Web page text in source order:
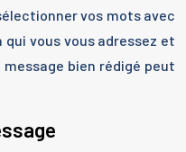
vos mots avec
qui vous vous adressez et
bien rédigé peut